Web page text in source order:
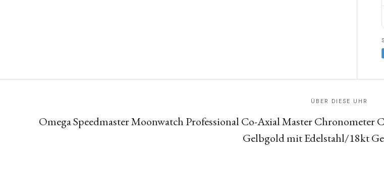
ÜBER DIESE UHR
Omega Speedmaster Moonwatch Professional Co-Axial Master
Gelbgold mit Edelstahl/18kt